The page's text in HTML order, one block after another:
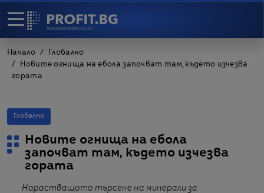
Начало
Глобално
Новите огнища на ебола започват там, където изчезва
гората
Глобално
Новите огнища на ебола
започват там, където изчезва
гората
Нарастващото търсене на минерали за